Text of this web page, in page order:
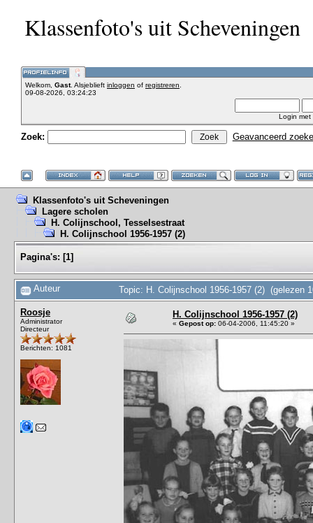
Klassenfoto's uit Scheveningen
Welkom, Gast. Alsjeblieft inloggen of registreren
09-08-2026, 03:24:23
Login met
Zoek: Geavanceerd
Klassenfoto's uit Scheveningen
Lagere scholen
H. Colijnschool, Tesselsestraat
H. Colijnschool 1956-1957 (2)
Pagina's: [1]
Auteur Topic: H. Colijnschool 1956-1957 (2) (gelezen
Roosje
Administrator
Directeur
Berichten: 1081
H. Colijnschool 1956-1957 (2)
« Gepost op: 06-04-2006, 11:45:20 »